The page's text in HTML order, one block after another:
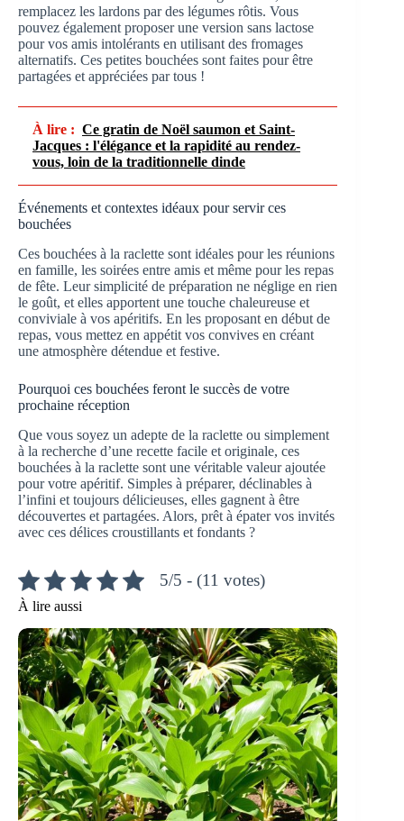
remplacez les lardons par des légumes rôtis. Vous
pouvez également proposer une version sans lactose
pour vos amis intolérants en utilisant des fromages
alternatifs. Ces petites bouchées sont faites pour être
partagées et appréciées par tous !
À lire : Ce gratin de Noël saumon et Saint-
Jacques : l'élégance et la rapidité au rendez-
vous, loin de la traditionnelle dinde
Événements et contextes idéaux pour servir ces
bouchées
Ces bouchées à la raclette sont idéales pour les réunions
en famille, les soirées entre amis et même pour les repas
de fête. Leur simplicité de préparation ne néglige en rien
le goût, et elles apportent une touche chaleureuse et
conviviale à vos apéritifs. En les proposant en début de
repas, vous mettez en appétit vos convives en créant
une atmosphère détendue et festive.
Pourquoi ces bouchées feront le succès de votre
prochaine réception
Que vous soyez un adepte de la raclette ou simplement
à la recherche d’une recette facile et originale, ces
bouchées à la raclette sont une véritable valeur ajoutée
pour votre apéritif. Simples à préparer, déclinables à
l’infini et toujours délicieuses, elles gagnent à être
découvertes et partagées. Alors, prêt à épater vos invités
avec ces délices croustillants et fondants ?
5/5 - (11 votes)
À lire aussi